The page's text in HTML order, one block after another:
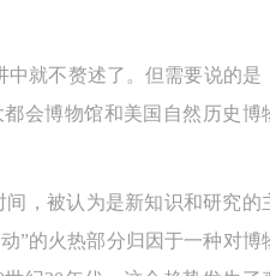
就不赘述了。但需要说的是
会博物馆和美国自然历史博
间，被认为是新知识和研究的
”的火热部分归因于一种对博